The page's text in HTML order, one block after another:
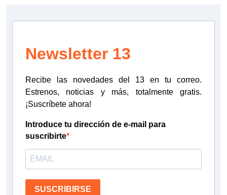
Newsletter 13
Recibe las novedades del 13 en tu correo.
Estrenos, noticias y más, totalmente gratis.
¡Suscríbete ahora!
Introduce tu dirección de e-mail para
suscribirte
SUSCRIBIRSE